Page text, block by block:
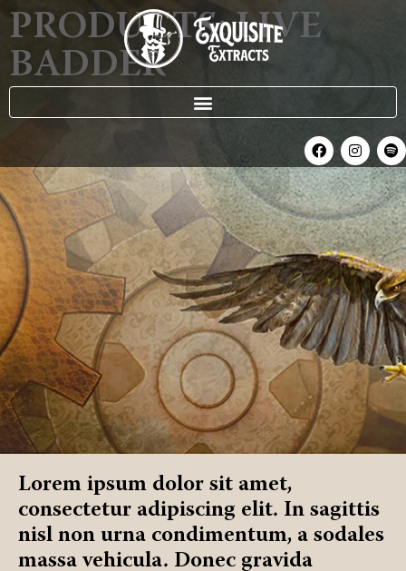
PRODUCTS: LIVE
BADDER
Lorem ipsum dolor sit amet,
consectetur adipiscing elit. In sagittis
nisl non urna condimentum, a sodales
massa vehicula. Donec gravida